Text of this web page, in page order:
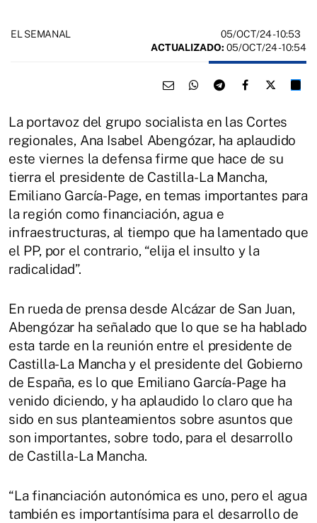
EL SEMANAL 05/OCT/24- 10:53
ACTUALIZADO: 05/OCT/24 - 10:54
La portavoz del grupo socialista en las Cortes
regionales, Ana Isabel Abengózar, ha aplaudido
este viernes la defensa firme que hace de su
tierra el presidente de Castilla-La Mancha,
Emiliano García-Page, en temas importantes para
la región como financiación, agua e
infraestructuras, al tiempo que ha lamentado que
el PP, por el contrario, “elija el insulto y la
radicalidad”.
En rueda de prensa desde Alcázar de San Juan,
Abengózar ha señalado que lo que se ha hablado
esta tarde en la reunión entre el presidente de
Castilla-La Mancha y el presidente del Gobierno
de España, es lo que Emiliano García-Page ha
venido diciendo, y ha aplaudido lo claro que ha
sido en sus planteamientos sobre asuntos que
son importantes, sobre todo, para el desarrollo
de Castilla-La Mancha.
“La financiación autonómica es uno, pero el agua
también es importantísima para el desarrollo de